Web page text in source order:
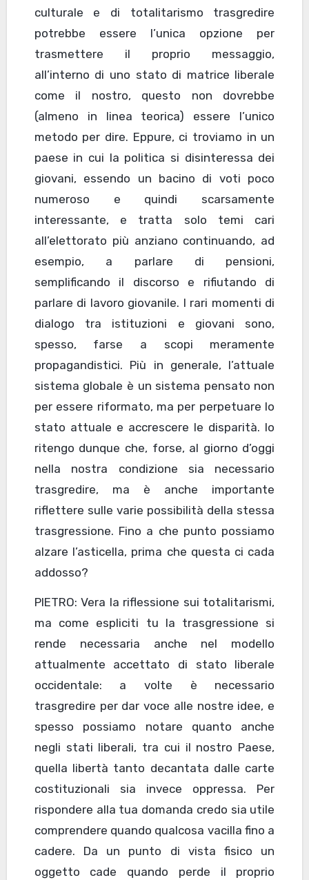
culturale e di totalitarismo trasgredire
potrebbe essere l’unica opzione per
trasmettere il proprio messaggio,
all’interno di uno stato di matrice liberale
come il nostro, questo non dovrebbe
(almeno in linea teorica) essere l’unico
metodo per dire. Eppure, ci troviamo in un
paese in cui la politica si disinteressa dei
giovani, essendo un bacino di voti poco
numeroso e quindi scarsamente
interessante, e tratta solo temi cari
all’elettorato più anziano continuando, ad
esempio, a parlare di pensioni,
semplificando il discorso e rifiutando di
parlare di lavoro giovanile. I rari momenti di
dialogo tra istituzioni e giovani sono,
spesso, farse a scopi meramente
propagandistici. Più in generale, l’attuale
sistema globale è un sistema pensato non
per essere riformato, ma per perpetuare lo
stato attuale e accrescere le disparità. Io
ritengo dunque che, forse, al giorno d’oggi
nella nostra condizione sia necessario
trasgredire, ma è anche importante
riflettere sulle varie possibilità della stessa
trasgressione. Fino a che punto possiamo
alzare l’asticella, prima che questa ci cada
addosso?
PIETRO: Vera la riflessione sui totalitarismi,
ma come espliciti tu la trasgressione si
rende necessaria anche nel modello
attualmente accettato di stato liberale
occidentale: a volte è necessario
trasgredire per dar voce alle nostre idee, e
spesso possiamo notare quanto anche
negli stati liberali, tra cui il nostro Paese,
quella libertà tanto decantata dalle carte
costituzionali sia invece oppressa. Per
rispondere alla tua domanda credo sia utile
comprendere quando qualcosa vacilla fino a
cadere. Da un punto di vista fisico un
oggetto cade quando perde il proprio